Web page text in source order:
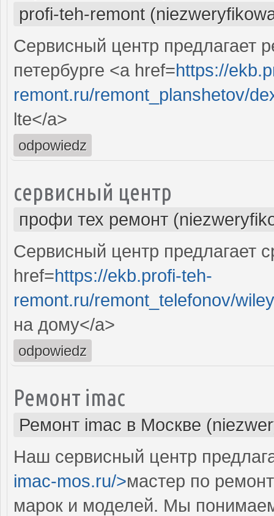
profi-teh-remont
Сервисный центр предлагает
петербурге <a href=https://
remont.ru/remont_planshetov/
lte</a>
odpowiedz
сервисный центр
профи тех ремонт
Сервисный центр предлагает
href=https://ekb.profi-teh-
remont.ru/remont_telefonov/
на дому</a>
odpowiedz
Ремонт imac
Ремонт imac в Москве
Наш сервисный центр
imac-mos.ru/>мастер по
марок и моделей. Мы